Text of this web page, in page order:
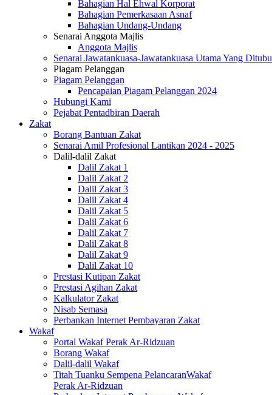
Bahagian Hal Ehwal Korporat
Bahagian Pemerkasaan Asnaf
Bahagian Undang-Undang
Senarai Anggota Majlis
Anggota Majlis
Senarai Jawatankuasa-Jawatankuasa Utama Yang
Piagam Pelanggan
Piagam Pelanggan
Pencapaian Piagam Pelanggan 2024
Hubungi Kami
Pejabat Pentadbiran Daerah
Zakat
Borang Bantuan Zakat
Senarai Amil Profesional Lantikan 2024 - 2025
Dalil-dalil Zakat
Dalil Zakat 1
Dalil Zakat 2
Dalil Zakat 3
Dalil Zakat 4
Dalil Zakat 5
Dalil Zakat 6
Dalil Zakat 7
Dalil Zakat 8
Dalil Zakat 9
Dalil Zakat 10
Prestasi Kutipan Zakat
Prestasi Agihan Zakat
Kalkulator Zakat
Nisab Semasa
Perbankan Internet Pembayaran Zakat
Wakaf
Portal Wakaf Perak Ar-Ridzuan
Borang Wakaf
Dalil-dalil Wakaf
Titah Tuanku Sempena PelancaranWakaf
Perak Ar-Ridzuan